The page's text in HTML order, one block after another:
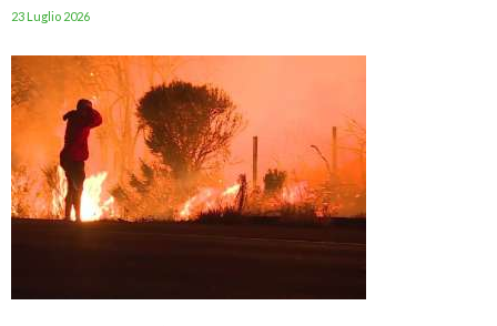
23 Luglio 2026